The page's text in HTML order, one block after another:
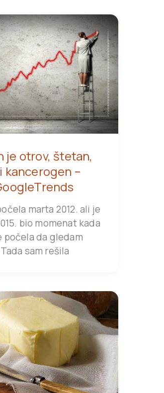
je otrov, štetan,
kancerogen –
marta 2012. ali je
bio momenat kada
počela da gledam
sam rešila